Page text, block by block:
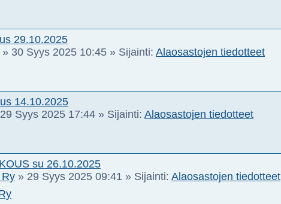
29.10.2025
» 30 Syys 2025 10:45 » Sijainti: Alaosastojen tiedotteet
14.10.2025
29 Syys 2025 17:44 » Sijainti: Alaosastojen tiedotteet
su 26.10.2025
» 29 Syys 2025 09:41 » Sijainti: Alaosastojen tiedotteet